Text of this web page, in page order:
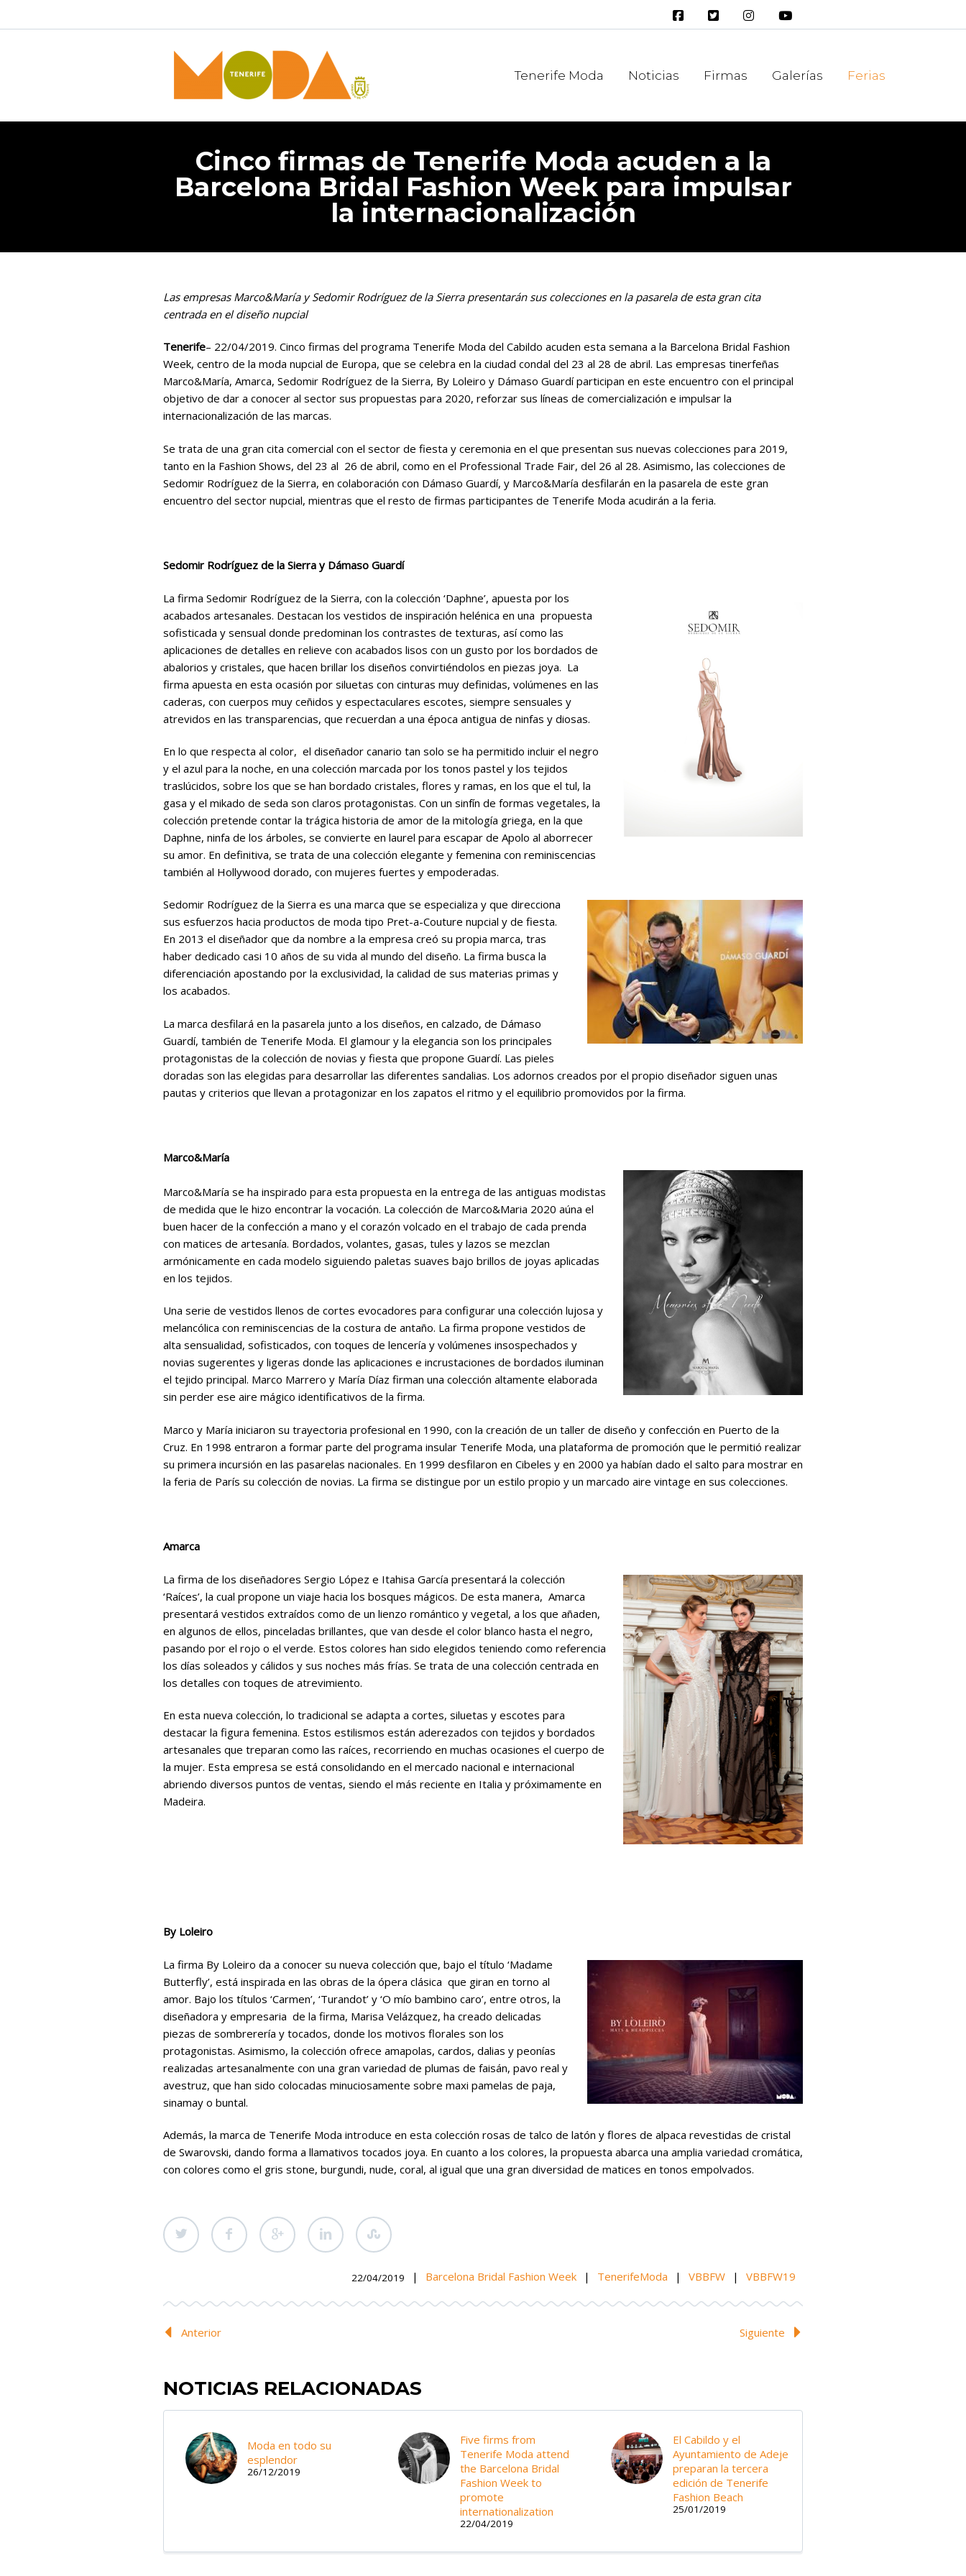
Tenerife Moda Noticias Firmas Galerías Ferias
Cinco firmas de Tenerife Moda acuden a la
Barcelona Bridal Fashion Week para impulsar
la internacionalización
Las empresas Marco&María y Sedomir Rodríguez de la Sierra presentarán sus colecciones en la pasarela de esta gran cita
centrada en el diseño nupcial
Tenerife– 22/04/2019. Cinco firmas del programa Tenerife Moda del Cabildo acuden esta semana a la Barcelona Bridal Fashion
Week, centro de la moda nupcial de Europa, que se celebra en la ciudad condal del 23 al 28 de abril. Las empresas tinerfeñas
Marco&María, Amarca, Sedomir Rodríguez de la Sierra, By Loleiro y Dámaso Guardí participan en este encuentro con el principal
objetivo de dar a conocer al sector sus propuestas para 2020, reforzar sus líneas de comercialización e impulsar la
internacionalización de las marcas.
Se trata de una gran cita comercial con el sector de fiesta y ceremonia en el que presentan sus nuevas colecciones para 2019,
tanto en la Fashion Shows, del 23 al 26 de abril, como en el Professional Trade Fair, del 26 al 28. Asimismo, las colecciones de
Sedomir Rodríguez de la Sierra, en colaboración con Dámaso Guardí, y Marco&María desfilarán en la pasarela de este gran
encuentro del sector nupcial, mientras que el resto de firmas participantes de Tenerife Moda acudirán a la feria.
Sedomir Rodríguez de la Sierra y Dámaso Guardí
La firma Sedomir Rodríguez de la Sierra, con la colección ‘Daphne’, apuesta por los
acabados artesanales. Destacan los vestidos de inspiración helénica en una propuesta
sofisticada y sensual donde predominan los contrastes de texturas, así como las
aplicaciones de detalles en relieve con acabados lisos con un gusto por los bordados de
abalorios y cristales, que hacen brillar los diseños convirtiéndolos en piezas joya. La
firma apuesta en esta ocasión por siluetas con cinturas muy definidas, volúmenes en las
caderas, con cuerpos muy ceñidos y espectaculares escotes, siempre sensuales y
atrevidos en las transparencias, que recuerdan a una época antigua de ninfas y diosas.
En lo que respecta al color, el diseñador canario tan solo se ha permitido incluir el negro
y el azul para la noche, en una colección marcada por los tonos pastel y los tejidos
traslúcidos, sobre los que se han bordado cristales, flores y ramas, en los que el tul, la
gasa y el mikado de seda son claros protagonistas. Con un sinfín de formas vegetales, la
colección pretende contar la trágica historia de amor de la mitología griega, en la que
Daphne, ninfa de los árboles, se convierte en laurel para escapar de Apolo al aborrecer
su amor. En definitiva, se trata de una colección elegante y femenina con reminiscencias
también al Hollywood dorado, con mujeres fuertes y empoderadas.
Sedomir Rodríguez de la Sierra es una marca que se especializa y que direcciona
sus esfuerzos hacia productos de moda tipo Pret-a-Couture nupcial y de fiesta.
En 2013 el diseñador que da nombre a la empresa creó su propia marca, tras
haber dedicado casi 10 años de su vida al mundo del diseño. La firma busca la
diferenciación apostando por la exclusividad, la calidad de sus materias primas y
los acabados.
La marca desfilará en la pasarela junto a los diseños, en calzado, de Dámaso
Guardí, también de Tenerife Moda. El glamour y la elegancia son los principales
protagonistas de la colección de novias y fiesta que propone Guardí. Las pieles
doradas son las elegidas para desarrollar las diferentes sandalias. Los adornos creados por el propio diseñador siguen unas
pautas y criterios que llevan a protagonizar en los zapatos el ritmo y el equilibrio promovidos por la firma.
Marco&María
Marco&María se ha inspirado para esta propuesta en la entrega de las antiguas modistas
de medida que le hizo encontrar la vocación. La colección de Marco&Maria 2020 aúna el
buen hacer de la confección a mano y el corazón volcado en el trabajo de cada prenda
con matices de artesanía. Bordados, volantes, gasas, tules y lazos se mezclan
armónicamente en cada modelo siguiendo paletas suaves bajo brillos de joyas aplicadas
en los tejidos.
Una serie de vestidos llenos de cortes evocadores para configurar una colección lujosa y
melancólica con reminiscencias de la costura de antaño. La firma propone vestidos de
alta sensualidad, sofisticados, con toques de lencería y volúmenes insospechados y
novias sugerentes y ligeras donde las aplicaciones e incrustaciones de bordados iluminan
el tejido principal. Marco Marrero y María Díaz firman una colección altamente elaborada
sin perder ese aire mágico identificativos de la firma.
Marco y María iniciaron su trayectoria profesional en 1990, con la creación de un taller de diseño y confección en Puerto de la
Cruz. En 1998 entraron a formar parte del programa insular Tenerife Moda, una plataforma de promoción que le permitió realizar
su primera incursión en las pasarelas nacionales. En 1999 desfilaron en Cibeles y en 2000 ya habían dado el salto para mostrar en
la feria de París su colección de novias. La firma se distingue por un estilo propio y un marcado aire vintage en sus colecciones.
Amarca
La firma de los diseñadores Sergio López e Itahisa García presentará la colección
‘Raíces’, la cual propone un viaje hacia los bosques mágicos. De esta manera, Amarca
presentará vestidos extraídos como de un lienzo romántico y vegetal, a los que añaden,
en algunos de ellos, pinceladas brillantes, que van desde el color blanco hasta el negro,
pasando por el rojo o el verde. Estos colores han sido elegidos teniendo como referencia
los días soleados y cálidos y sus noches más frías. Se trata de una colección centrada en
los detalles con toques de atrevimiento.
En esta nueva colección, lo tradicional se adapta a cortes, siluetas y escotes para
destacar la figura femenina. Estos estilismos están aderezados con tejidos y bordados
artesanales que treparan como las raíces, recorriendo en muchas ocasiones el cuerpo de
la mujer. Esta empresa se está consolidando en el mercado nacional e internacional
abriendo diversos puntos de ventas, siendo el más reciente en Italia y próximamente en
Madeira.
By Loleiro
La firma By Loleiro da a conocer su nueva colección que, bajo el título ‘Madame
Butterfly’, está inspirada en las obras de la ópera clásica que giran en torno al
amor. Bajo los títulos ‘Carmen’, ‘Turandot’ y ‘O mío bambino caro’, entre otros, la
diseñadora y empresaria de la firma, Marisa Velázquez, ha creado delicadas
piezas de sombrerería y tocados, donde los motivos florales son los
protagonistas. Asimismo, la colección ofrece amapolas, cardos, dalias y peonías
realizadas artesanalmente con una gran variedad de plumas de faisán, pavo real y
avestruz, que han sido colocadas minuciosamente sobre maxi pamelas de paja,
sinamay o buntal.
Además, la marca de Tenerife Moda introduce en esta colección rosas de talco de latón y flores de alpaca revestidas de cristal
de Swarovski, dando forma a llamativos tocados joya. En cuanto a los colores, la propuesta abarca una amplia variedad cromática,
con colores como el gris stone, burgundi, nude, coral, al igual que una gran diversidad de matices en tonos empolvados.
22/04/2019 | Barcelona Bridal Fashion Week | TenerifeModa | VBBFW | VBBFW19
Anterior Siguiente
NOTICIAS RELACIONADAS
Moda en todo su
esplendor
26/12/2019
Five firms from
Tenerife Moda attend
the Barcelona Bridal
Fashion Week to
promote
internationalization
22/04/2019
El Cabildo y el
Ayuntamiento de Adeje
preparan la tercera
edición de Tenerife
Fashion Beach
25/01/2019